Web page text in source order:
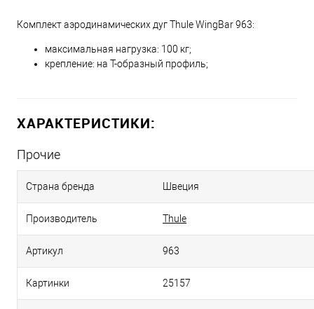
Комплект аэродинамических дуг Thule WingBar 963:
максимальная нагрузка: 100 кг;
крепление: на Т-образный профиль;
ХАРАКТЕРИСТИКИ:
Прочие
Страна бренда Швеция
Производитель Thule
Артикул 963
Картинки 25157